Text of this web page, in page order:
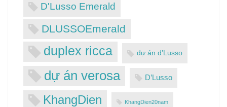
D'Lusso Emerald
DLUSSOEmerald
duplex ricca dự án d’Lusso
dự án verosa D’Lusso
KhangDien KhangDien20nam